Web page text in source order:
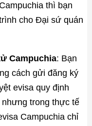
thì bạn
cho Đại sứ quán
Campuchia: Bạn
cách gửi đăng ký
evisa quy định
trong thực tế
Campuchia chỉ